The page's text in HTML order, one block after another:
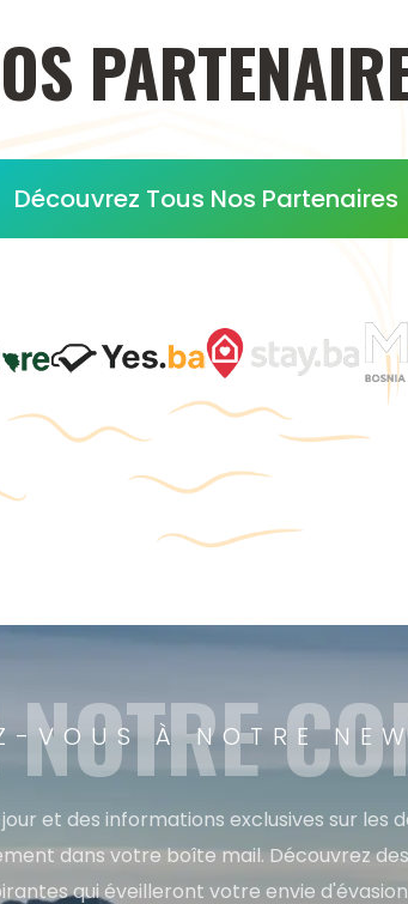
Découvrez Tous Nos Partenaires
VOUS À NOTRE
et des informations exclusives sur les
dans votre boîte mail. Découvrez
qui éveilleront votre envie